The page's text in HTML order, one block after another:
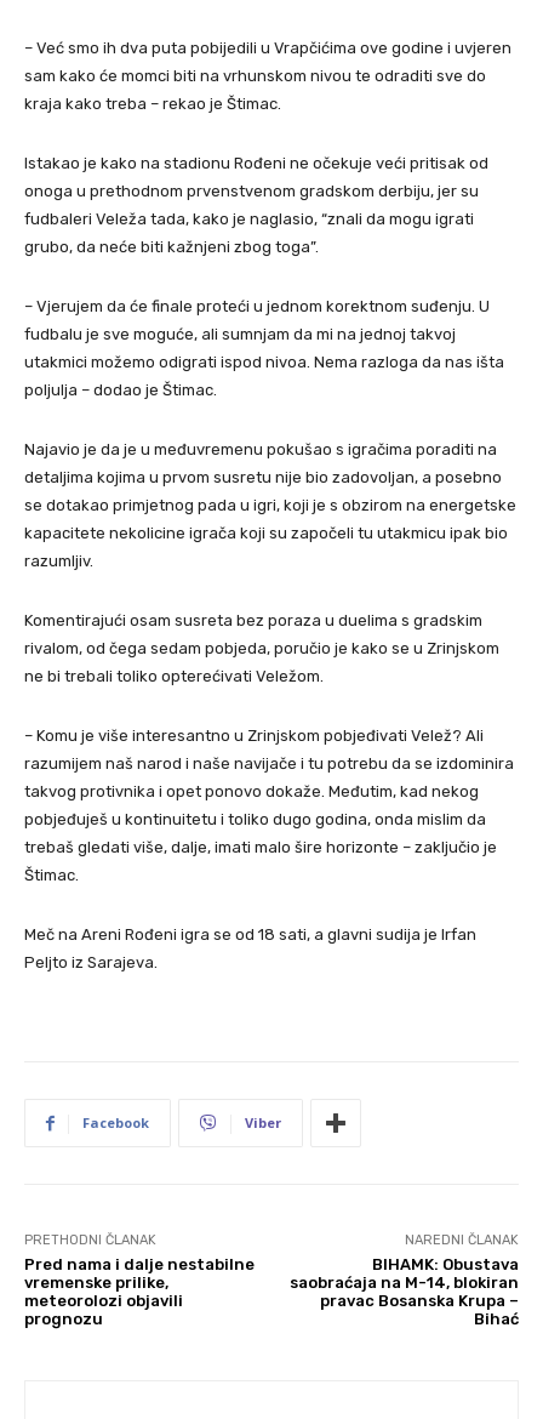
– Već smo ih dva puta pobijedili u Vrapčićima ove godine i uvjeren
sam kako će momci biti na vrhunskom nivou te odraditi sve do
kraja kako treba – rekao je Štimac.
Istakao je kako na stadionu Rođeni ne očekuje veći pritisak od
onoga u prethodnom prvenstvenom gradskom derbiju, jer su
fudbaleri Veleža tada, kako je naglasio, “znali da mogu igrati
grubo, da neće biti kažnjeni zbog toga”.
– Vjerujem da će finale proteći u jednom korektnom suđenju. U
fudbalu je sve moguće, ali sumnjam da mi na jednoj takvoj
utakmici možemo odigrati ispod nivoa. Nema razloga da nas išta
poljulja – dodao je Štimac.
Najavio je da je u međuvremenu pokušao s igračima poraditi na
detaljima kojima u prvom susretu nije bio zadovoljan, a posebno
se dotakao primjetnog pada u igri, koji je s obzirom na energetske
kapacitete nekolicine igrača koji su započeli tu utakmicu ipak bio
razumljiv.
Komentirajući osam susreta bez poraza u duelima s gradskim
rivalom, od čega sedam pobjeda, poručio je kako se u Zrinjskom
ne bi trebali toliko opterećivati Veležom.
– Komu je više interesantno u Zrinjskom pobjeđivati Velež? Ali
razumijem naš narod i naše navijače i tu potrebu da se izdominira
takvog protivnika i opet ponovo dokaže. Međutim, kad nekog
pobjeđuješ u kontinuitetu i toliko dugo godina, onda mislim da
trebaš gledati više, dalje, imati malo šire horizonte – zaključio je
Štimac.
Meč na Areni Rođeni igra se od 18 sati, a glavni sudija je Irfan
Peljto iz Sarajeva.
Facebook Viber
PRETHODNI ČLANAK
Pred nama i dalje nestabilne
vremenske prilike,
meteorolozi objavili
prognozu
NAREDNI ČLANAK
BIHAMK: Obustava
saobraćaja na M-14, blokiran
pravac Bosanska Krupa –
Bihać